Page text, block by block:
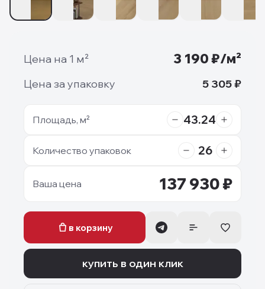
Цена на 1 м² 3 190₽/м²
Цена за упаковку 5 305₽
Площадь, м² 43.24
Количество упаковок 26
Ваша цена 137 930₽
в корзину
купить в один клик